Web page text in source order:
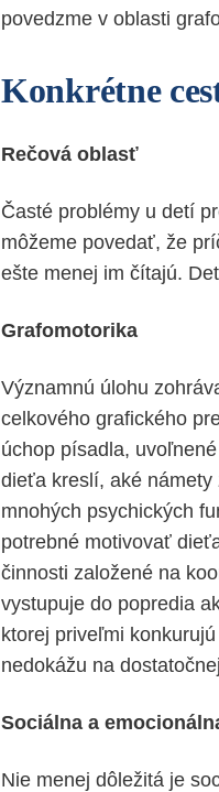
povedzme v oblasti
Konkrétne
Rečová oblasť
Časté problémy u detí
môžeme povedať, že
ešte menej im čítajú.
Grafomotorika
Významnú úlohu
celkového grafického
úchop písadla,
dieťa kreslí, aké námety
mnohých psychických
potrebné motivovať
činnosti založené na
vystupuje do popredia
ktorej priveľmi
nedokážu na
Sociálna a
Nie menej dôležitá je